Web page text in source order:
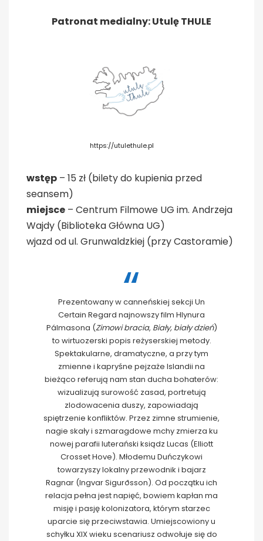
Patronat medialny: Utulę THULE
https://utulethule.pl
wstęp – 15 zł (bilety do kupienia przed
seansem)
miejsce – Centrum Filmowe UG im. Andrzeja
Wajdy (Biblioteka Główna UG)
wjazd od ul. Grunwaldzkiej (przy Castoramie)
Prezentowany w canneńskiej sekcji Un
Certain Regard najnowszy film Hlynura
Pálmasona (Zimowi bracia, Biały, biały dzień)
to wirtuozerski popis reżyserskiej metody.
Spektakularne, dramatyczne, a przy tym
zmienne i kapryśne pejzaże Islandii na
bieżąco referują nam stan ducha bohaterów:
wizualizują surowość zasad, portretują
zlodowacenia duszy, zapowiadają
spiętrzenie konfliktów. Przez zimne strumienie,
nagie skały i szmaragdowe mchy zmierza ku
nowej parafii luterański ksiądz Lucas (Elliott
Crosset Hove). Młodemu Duńczykowi
towarzyszy lokalny przewodnik i bajarz
Ragnar (Ingvar Sigurðsson). Od początku ich
relacja pełna jest napięć, bowiem kapłan ma
misję i pasję kolonizatora, którym starzec
uparcie się przeciwstawia. Umiejscowiony u
schyłku XIX wieku scenariusz odwołuje się do